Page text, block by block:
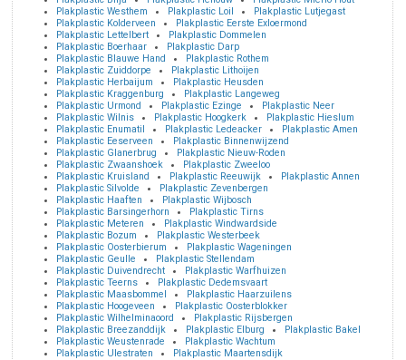
Plakplastic Westhem
Plakplastic Loil
Plakplastic Lutjegast
Plakplastic Kolderveen
Plakplastic Eerste Exloermond
Plakplastic Lettelbert
Plakplastic Dommelen
Plakplastic Boerhaar
Plakplastic Darp
Plakplastic Blauwe Hand
Plakplastic Rothem
Plakplastic Zuiddorpe
Plakplastic Lithoijen
Plakplastic Herbaijum
Plakplastic Heusden
Plakplastic Kraggenburg
Plakplastic Langeweg
Plakplastic Urmond
Plakplastic Ezinge
Plakplastic Neer
Plakplastic Wilnis
Plakplastic Hoogkerk
Plakplastic Hieslum
Plakplastic Enumatil
Plakplastic Ledeacker
Plakplastic Amen
Plakplastic Eeserveen
Plakplastic Binnenwijzend
Plakplastic Glanerbrug
Plakplastic Nieuw-Roden
Plakplastic Zwaanshoek
Plakplastic Zweeloo
Plakplastic Kruisland
Plakplastic Reeuwijk
Plakplastic Annen
Plakplastic Silvolde
Plakplastic Zevenbergen
Plakplastic Haaften
Plakplastic Wijbosch
Plakplastic Barsingerhorn
Plakplastic Tirns
Plakplastic Meteren
Plakplastic Windwardside
Plakplastic Bozum
Plakplastic Westerbeek
Plakplastic Oosterbierum
Plakplastic Wageningen
Plakplastic Geulle
Plakplastic Stellendam
Plakplastic Duivendrecht
Plakplastic Warfhuizen
Plakplastic Teerns
Plakplastic Dedemsvaart
Plakplastic Maasbommel
Plakplastic Haarzuilens
Plakplastic Hoogeveen
Plakplastic Oosterblokker
Plakplastic Wilhelminaoord
Plakplastic Rijsbergen
Plakplastic Breezanddijk
Plakplastic Elburg
Plakplastic Bakel
Plakplastic Weustenrade
Plakplastic Wachtum
Plakplastic Ulestraten
Plakplastic Maartensdijk